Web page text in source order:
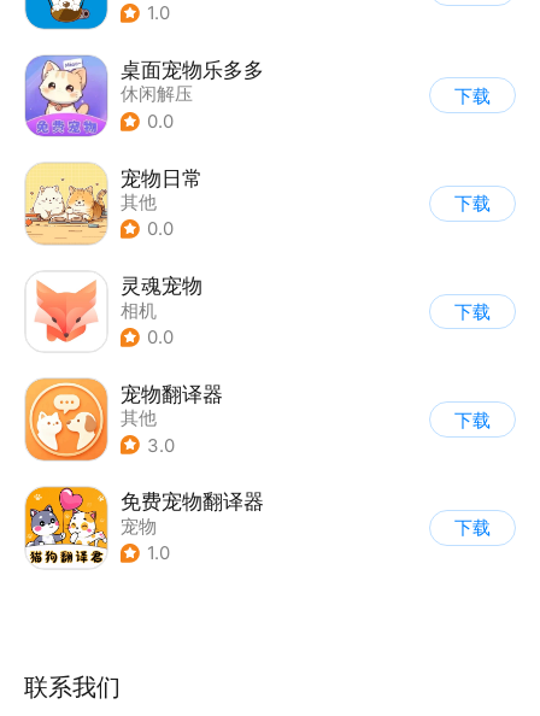
1.0
桌面宠物乐多多
休闲解压
0.0
下载
宠物日常
其他
0.0
下载
灵魂宠物
相机
0.0
下载
宠物翻译器
其他
3.0
下载
免费宠物翻译器
宠物
1.0
下载
联系我们